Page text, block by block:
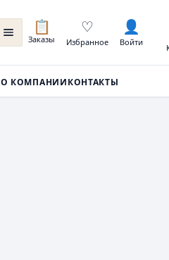
📋
Заказы
♡
Избранное
👤
Войти
О КОМПАНИИКОНТАКТЫ